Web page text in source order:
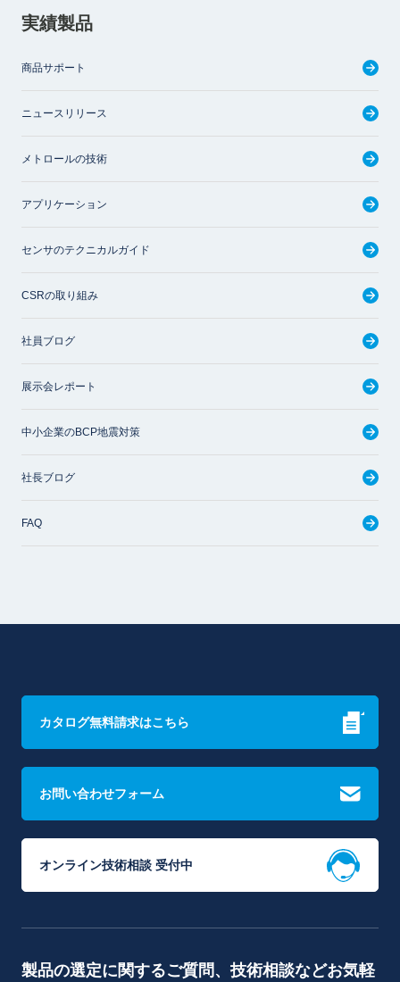
実績製品
商品サポート
ニュースリリース
メトロールの技術
アプリケーション
センサのテクニカルガイド
CSRの取り組み
社員ブログ
展示会レポート
中小企業のBCP地震対策
社長ブログ
FAQ
カタログ無料請求はこちら
お問い合わせフォーム
オンライン技術相談 受付中
製品の選定に関するご質問、技術相談などお気軽